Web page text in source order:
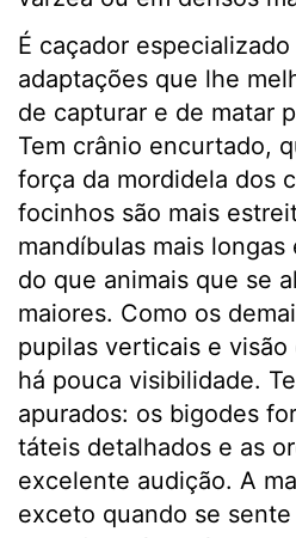
É caçador
adaptações que lhe
de capturar e de matar
Tem crânio encurtado,
força da mordidela dos
focinhos são mais
mandíbulas mais
do que animais que se
maiores. Como os
pupilas verticais e
há pouca visibilidade.
apurados: os bigodes
táteis detalhados e as
excelente audição. A
exceto quando se sente